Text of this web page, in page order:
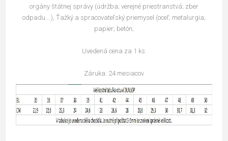
orgány štátnej správy (údržba; verejné priestranstvá; zber
odpadu….), Ťažký a spracovateľský priemysel (oceľ; metalurgia;
papier; betón;
Uvedená cena za 1 ks.
Záruka: 24 mesiacov